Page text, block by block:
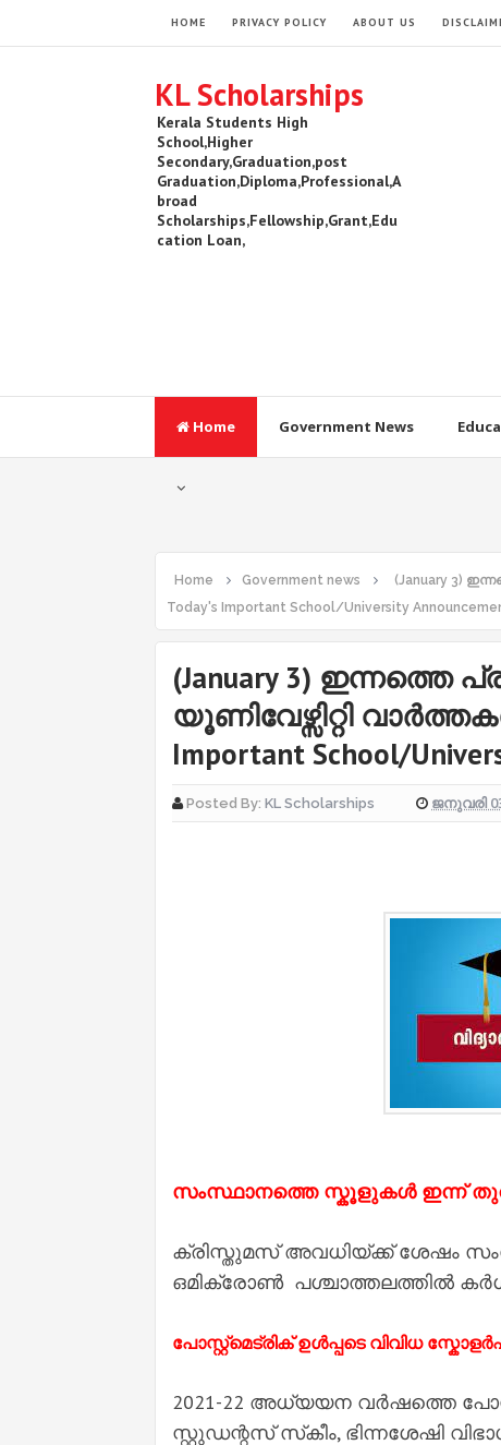
HOME PRIVACY POLICY ABOUT US
KL Scholarships
Kerala Students High
School,Higher
Secondary,Graduation,post
Graduation,Diploma,Professional,A
broad
Scholarships,Fellowship,Grant,Edu
cation Loan,
Home Government News
Home Government news
(January 3)
Today's Important School/University
(January 3) ഇന്നത്തെ
യൂണിവേഴ്സിറ്റി
Important School/
Posted By: KL Scholarships ജനുവരി
സംസ്ഥാനത്തെ സ്കൂളുകൾ ഇന്ന്
ക്രിസ്തുമസ് അവധിയ്ക്ക് ശേഷം
ഒമിക്രോൺ പശ്ചാത്തലത്തിൽ
പോസ്റ്റ്‌മെട്രിക് ഉൾപ്പടെ വിവിധ
2021-22 അധ്യയന വർഷത്തെ
സ്റ്റുഡന്റസ് സ്‌കീം, ഭിന്നശേഷി